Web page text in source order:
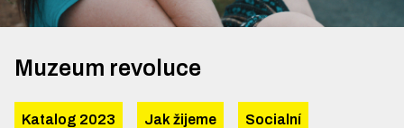
Muzeum revoluce
Katalog 2023 Jak žijeme Socialní